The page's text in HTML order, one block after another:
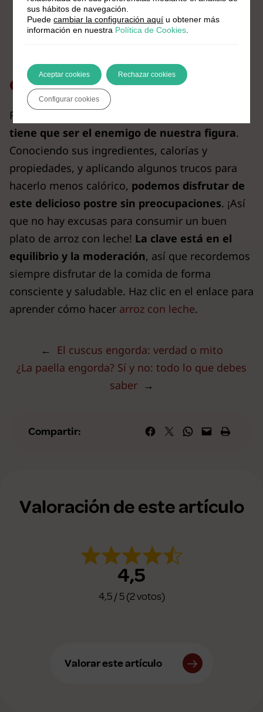
Hazdeportey mantén una
equilibradapara «compensar» los
Conclusión
Podemos afirmar que
tiene que ser el enemigo de nuestra figura.
Conociendo sus ingredientes, calorías y
propiedades, y aplicando algunos trucos para
hacerlo menos calórico, podemos disfrutar de
este delicioso postre sin preocupaciones. ¡Así
que no hay excusas para consumir un buen
plato de arroz con leche! La clave está en el
equilibrio y la moderación, así que recordemos
siempre disfrutar de la comida de forma
consciente y saludable. Haz clic en el enlace para
aprender cómo hacer arroz con leche.
←
El cuscus engorda: verdad o mito
¿La paella engorda? Sí y no: todo lo que debes
saber →
Compartir: Compartir en Facebook
Compartir en X Compartir en WhatsApp
Envía esta página por correo
Imprime esta
Valoración de este artículo
4,5
4,5 / 5 (2 votos)
Valorar este artículo
sus hábitos de navegación.
Puedecambiar la configuración aquí u obtener más
información en nuestra Política de Cookies
Aceptar cookies Rechazar cookies
Configurar cookies